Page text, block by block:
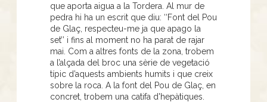
que aporta aigua a la Tordera. Al mur de
pedra hi ha un escrit que diu: ‘‘Font del Pou
de Glaç, respecteu-me ja que apago la
set’’ i fins al moment no ha parat de rajar
mai. Com a altres fonts de la zona, trobem
a l’alçada del broc una sèrie de vegetació
típic d’aquests ambients humits i que creix
sobre la roca. A la font del Pou de Glaç, en
concret, trobem una catifa d'hepàtiques.